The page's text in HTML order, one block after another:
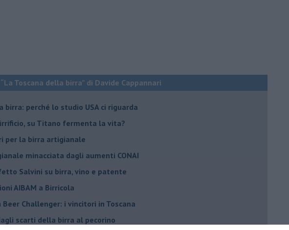
Toscana della birra” di Davide Cappannari
birra: perché lo studio USA ci riguarda
su Titano fermenta la vita?
per la birra artigianale
minacciata dagli aumenti CONAI
Salvini su birra, vino e patente
AIBAM a Birricola
Beer Challenger: i vincitori in Toscana
scarti della birra al pecorino